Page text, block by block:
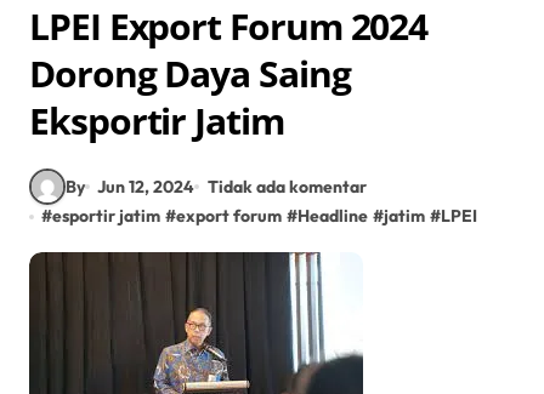
LPEI Export Forum 2024
Dorong Daya Saing
Eksportir Jatim
By Jun 12, 2024 Tidak ada komentar
#esportir jatim #export forum #Headline #jatim #LPEI